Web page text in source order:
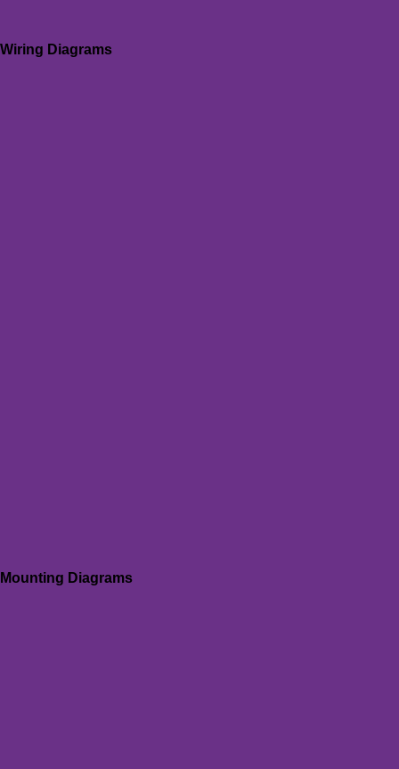
Wiring Diagrams
Mounting Diagrams